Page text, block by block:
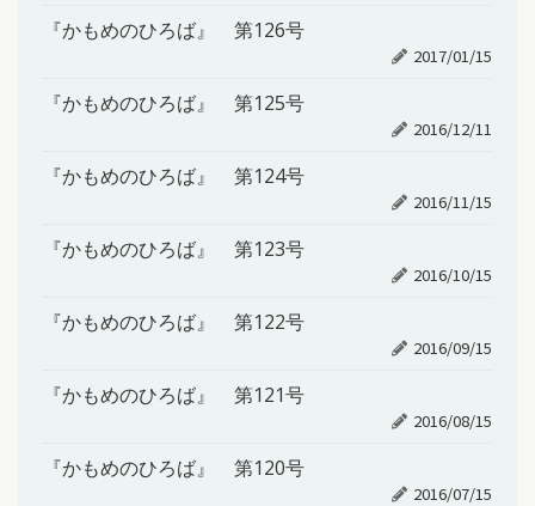
『かもめのひろば』 第126号
2017/01/15
『かもめのひろば』 第125号
2016/12/11
『かもめのひろば』 第124号
2016/11/15
『かもめのひろば』 第123号
2016/10/15
『かもめのひろば』 第122号
2016/09/15
『かもめのひろば』 第121号
2016/08/15
『かもめのひろば』 第120号
2016/07/15